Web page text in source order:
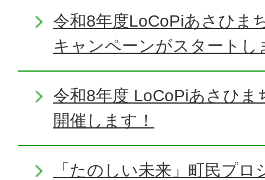
令和8年度LoCoPiあさひま
キャンペーンがスタートし
令和8年度 LoCoPiあさひま
開催します！
「たのしい未来」町民プ